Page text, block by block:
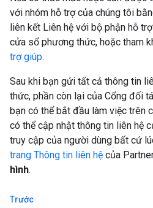
với nhóm hỗ trợ của chúng tôi
liên kết Liên hệ với bộ phận hỗ
cửa sổ phương thức, hoặc tham
trợ giúp.
Sau khi bạn gửi tất cả thông tin
thức, phần còn lại của Cổng đối
bạn có thể bắt đầu làm việc trên
có thể cập nhật thông tin liên hệ
truy cập của người dùng bất cứ
trang Thông tin liên hệ của
hình.
Trước